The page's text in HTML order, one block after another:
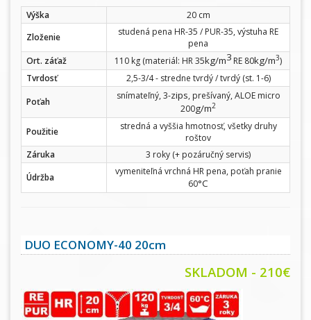
Výška
20 cm
Zloženie
studená pena HR-35 / PUR-35, výstuha RE
pena
Ort. záťaž
110 kg (materiál: HR 35kg/m3 RE 80kg/m3)
Tvrdosť
2,5-3/4 - stredne tvrdý / tvrdý (st. 1-6)
Poťah
snímateľný, 3-zips, prešívaný, ALOE micro
200g/m2
Použitie
stredná a vyššia hmotnosť, všetky druhy
roštov
Záruka
3 roky (+ pozáručný servis)
Údržba
vymeniteľná vrchná HR pena, poťah pranie
60°C
DUO ECONOMY-40 20cm
SKLADOM - 210€